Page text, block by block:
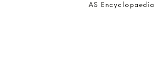
AS Encyclopaedia